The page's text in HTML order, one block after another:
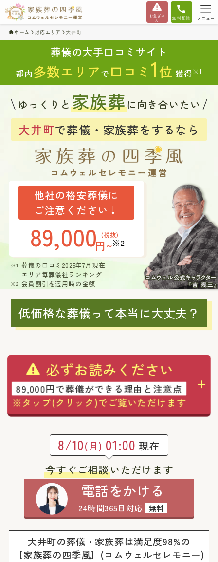
お急ぎの
方
無料相談 メニュー
ホーム 対応エリア 大井町
葬儀の大手口コミサイト
都内多数エリア で 口コミ 1位 獲得※1
ゆっくりと家族葬に向き合いたい
大井町で葬儀・家族葬をするなら
他社の格安葬儀に
ご注意ください↓
89,000 (税抜)
円~※2
葬儀の口コミ2025年7月現在
エリア毎葬儀社ランキング
会員割引を適用時の金額
低価格な葬儀って本当に大丈夫？
必ずお読みください
89,000円で葬儀ができる理由と注意点
※タップ(クリック)でご覧いただけます
8/10(月) 01:00 現在
今すぐご相談いただけます
電話をかける
24時間365日対応 無料
大井町の葬儀・家族葬は満足度98%の
【家族葬の四季風】(コムウェルセレモニー)